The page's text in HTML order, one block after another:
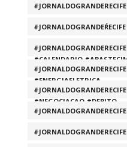
#JORNALDOGRANDERECIFE
#JORNALDOGRANDEŔECIFE
#CALENDARIO
#ENERGIAELETRICA
#NEGOCIACAO #DEBITO